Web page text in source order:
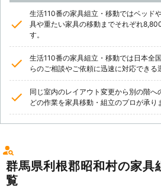
生活110番の家具組立・移動ではベッド
具や重たい家具の移動までそれぞれ
す。
生活110番の家具組立・移動では日本全
らのご相談やご依頼に迅速に対応できる
同じ室内のレイアウト変更から別の階へ
どの作業を家具移動・組立のプロが承り
群馬県利根郡昭和村の家具
覧